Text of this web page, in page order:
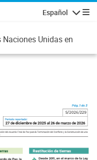
Español
Unidas en